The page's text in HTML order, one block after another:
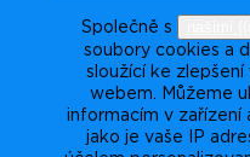
Společně s
soubory cookies a
sloužící ke zlepšení
webem. Můžeme
informacím v zařízení
jako je vaše IP